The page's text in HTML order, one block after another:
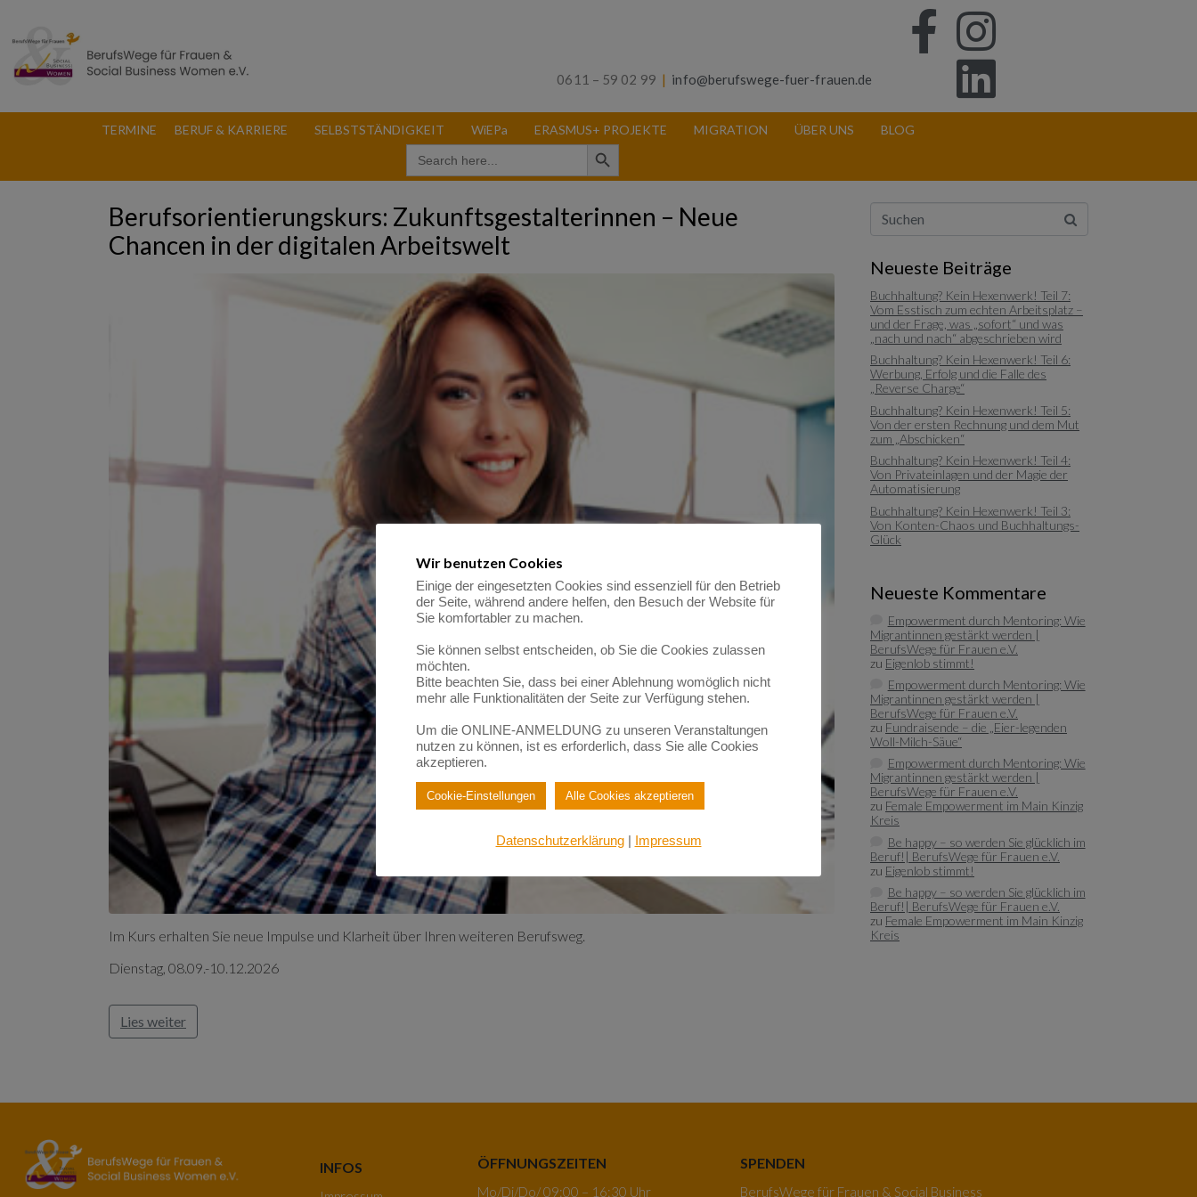
0611 – 59 02 99 | info@berufswege-fuer-frauen.de
TERMINE BERUF & KARRIERE SELBSTSTÄNDIGKEIT WiEPa ERASMUS+ PROJEKTE MIGRATION ÜBER UNS BLOG
Search
for:
Search Button
Berufsorientierungskurs: Zukunftsgestalterinnen – Neue
Chancen in der digitalen Arbeitswelt
Im Kurs erhalten Sie neue Impulse und Klarheit über Ihren weiteren Berufsweg.
Dienstag, 08.09.-10.12.2026
Lies weiter
Neueste Beiträge
Buchhaltung? Kein Hexenwerk! Teil 7:
Vom Esstisch zum echten Arbeitsplatz –
und der Frage, was „sofort“ und was
„nach und nach“ abgeschrieben wird
Buchhaltung? Kein Hexenwerk! Teil 6:
Werbung, Erfolg und die Falle des
„Reverse Charge“
Buchhaltung? Kein Hexenwerk! Teil 5:
Von der ersten Rechnung und dem Mut
zum „Abschicken“
Buchhaltung? Kein Hexenwerk! Teil 4:
Von Privateinlagen und der Magie der
Automatisierung
Buchhaltung? Kein Hexenwerk! Teil 3:
Von Konten-Chaos und Buchhaltungs-
Glück
Neueste Kommentare
Empowerment durch Mentoring: Wie
Migrantinnen gestärkt werden |
BerufsWege für Frauen e.V.
zu Eigenlob stimmt!
Empowerment durch Mentoring: Wie
Migrantinnen gestärkt werden |
BerufsWege für Frauen e.V.
zu Fundraisende – die „Eier-legenden
Woll-Milch-Säue“
Empowerment durch Mentoring: Wie
Migrantinnen gestärkt werden |
BerufsWege für Frauen e.V.
zu Female Empowerment im Main Kinzig
Kreis
Be happy – so werden Sie glücklich im
Beruf!| BerufsWege für Frauen e.V.
zu Eigenlob stimmt!
Be happy – so werden Sie glücklich im
Beruf!| BerufsWege für Frauen e.V.
zu Female Empowerment im Main Kinzig
Kreis
INFOS ÖFFNUNGSZEITEN
Mo/Di/Do/ 09:00 – 16:30 Uhr
SPENDEN
BerufsWege für Frauen & Social Business
Wir benutzen Cookies
Einige der eingesetzten Cookies sind essenziell für den Betrieb
der Seite, während andere helfen, den Besuch der Website für
Sie komfortabler zu machen.
Sie können selbst entscheiden, ob Sie die Cookies zulassen
möchten.
Bitte beachten Sie, dass bei einer Ablehnung womöglich nicht
mehr alle Funktionalitäten der Seite zur Verfügung stehen.
Um die ONLINE-ANMELDUNG zu unseren Veranstaltungen
nutzen zu können, ist es erforderlich, dass Sie alle Cookies
akzeptieren.
Cookie-Einstellungen Alle Cookies akzeptieren
Datenschutzerklärung| Impressum